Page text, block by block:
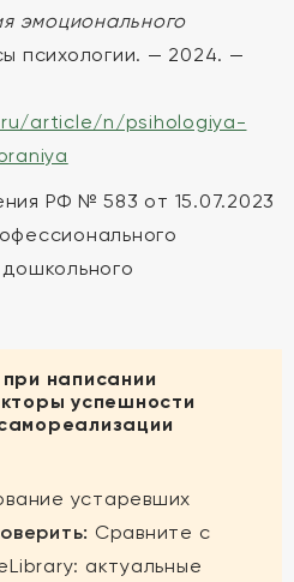
эмоционального
психологии. — 2024. —
article/n/psihologiya-
РФ № 583 от 15.07.2023
написании
успешности
устаревших
Сравните с
актуальные